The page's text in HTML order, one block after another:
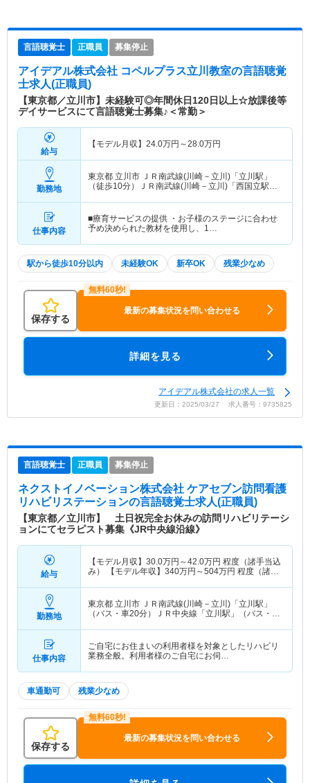
言語聴覚士 正職員 募集停止
アイデアル株式会社 コペルプラス立川教室の言語聴覚
士求人(正職員)
【東京都／立川市】未経験可◎年間休日120日以上☆放課後等
デイサービスにて言語聴覚士募集♪＜常勤＞
給与
【モデル月収】 24.0万円～28.0万円
勤務地
東京都 立川市 ＪＲ南武線(川崎－立川)「立川駅」
（徒歩10分）ＪＲ南武線(川崎－立川)「西国立駅」
仕事内容
■療育サービスの提供 ・お子様のステージに合わせ
予め決められた教材を使用し、1…
駅から徒歩10分以内 未経験OK 新卒OK 残業少なめ
保存する
最新の募集状況を問い合わせる
詳細を見る
アイデアル株式会社の求人一覧
更新日：2025/03/27 求人番号：9735825
言語聴覚士 正職員 募集停止
ネクストイノベーション株式会社 ケアセブン訪問看護
リハビリステーションの言語聴覚士求人(正職員)
【東京都／立川市】 土日祝完全お休みの訪問リハビリテーシ
ョンにてセラピスト募集《JR中央線沿線》
給与
【モデル月収】 30.0万円～42.0万円
み） 【モデル年収】 340万円～504万円
勤務地
東京都 立川市 ＪＲ南武線(川崎－立川)「立川駅」
（バス・車20分）ＪＲ中央線「立川駅」（バス・車
仕事内容
ご自宅にお住まいの利用者様を対象としたリハビリ
業務全般。利用者様のご自宅にお伺…
車通勤可 残業少なめ
保存する
最新の募集状況を問い合わせる